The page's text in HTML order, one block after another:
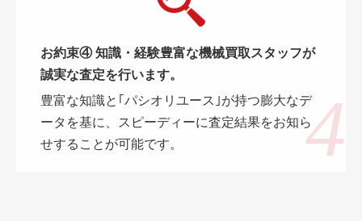
お約束④ 知識・経験豊富な機械買取スタッフが
誠実な査定を行います。
豊富な知識と｢パシオリユース｣が持つ膨大なデ
ータを基に、スピーディーに査定結果をお知ら
せすることが可能です。